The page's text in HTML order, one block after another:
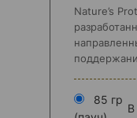
Nature’s
85 гр
В